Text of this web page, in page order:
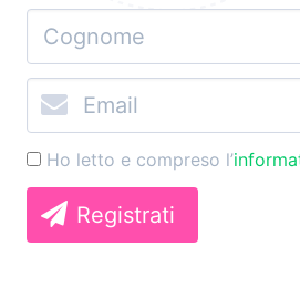
Ho letto e compreso l’
Registrati